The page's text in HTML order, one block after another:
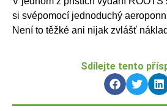
si svépomocí jednoduchý
Není to těžké ani nijak zvlášť
Sdílejte tento